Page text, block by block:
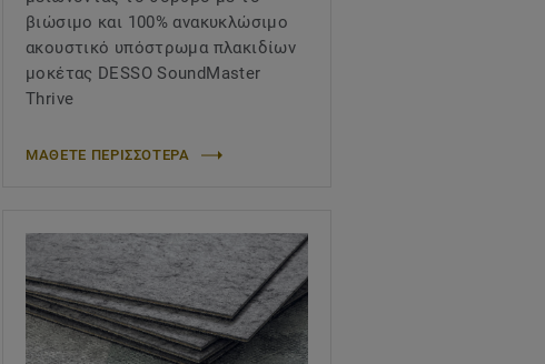
βιώσιμο και 100% ανακυκλώσιμο
ακουστικό υπόστρωμα πλακιδίων
μοκέτας DESSO SoundMaster
Thrive
ΜΑΘΕΤΕ ΠΕΡΙΣΣΟΤΕΡΑ